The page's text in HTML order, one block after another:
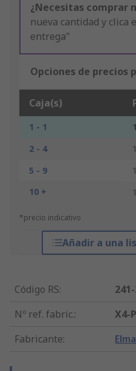
¿Necesitas comprar
nueva cantidad y clica
entrega"
Opciones de precios
Caja(s)
1 - 1
2 - 4
5 - 9
10 +
*precio indicativo
Añadir a una
Código RS:
Nº ref. fabric.:
X4-
Fabricante: Elma